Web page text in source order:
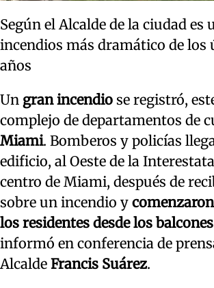
Según el Alcalde de la ciudad es
incendios más dramático de los
años
Un gran incendio se registró,
complejo de departamentos de
Miami. Bomberos y policías
edificio, al Oeste de la
centro de Miami, después de
sobre un incendio y
los residentes desde los balcones
informó en conferencia de
Alcalde Francis Suárez.